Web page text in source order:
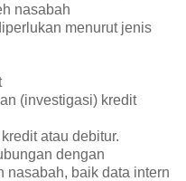
nasabah
menurut jenis
(investigasi) kredit
atau debitur.
dengan
nasabah, baik data intern